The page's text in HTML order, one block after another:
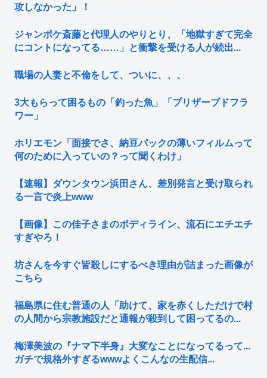
攻しなかった」！
ジャンポケ斎藤と代理人のやりとり、「地獄すぎて完全
にコントになってる……」と衝撃を受ける人が続出...
職場の人妻と不倫をして、ついに、、、
3大もらって困るもの「釣った魚」「プリザーブドフラ
ワー」
ホリエモン「面接でさ、納豆パックの薄いフィルムって
何のために入っていの？って聞くわけ」
【速報】ダウンタウン浜田さん、差別発言と受け取られ
る一言で炎上www
【画像】この佳子さまのボディライン、流石にエチエチ
すぎやろ！
坊さんを今すぐ皆殺しにするべき理由が詰まった画像が
こちら
福島県に住む普通の人「助けて、家を赤くしただけで村
の人間から宗教施設だと通報が殺到して困ってるの...
梅澤美波の『ナマ下半身』大変なことになってるって...
ガチで規格外すぎるwwwよくこんなの生配信...